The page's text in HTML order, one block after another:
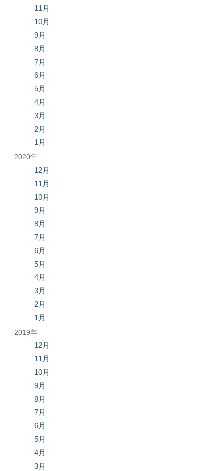
11月
10月
9月
8月
7月
6月
5月
4月
3月
2月
1月
2020年
12月
11月
10月
9月
8月
7月
6月
5月
4月
3月
2月
1月
2019年
12月
11月
10月
9月
8月
7月
6月
5月
4月
3月